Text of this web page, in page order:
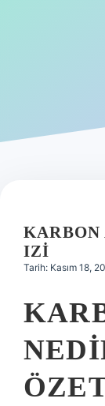
Hakkımızda
IZI
Tarih: Kasım 18,